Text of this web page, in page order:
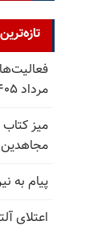
مرداد ۱۴۰۵
میز
پیام به
اعتلای